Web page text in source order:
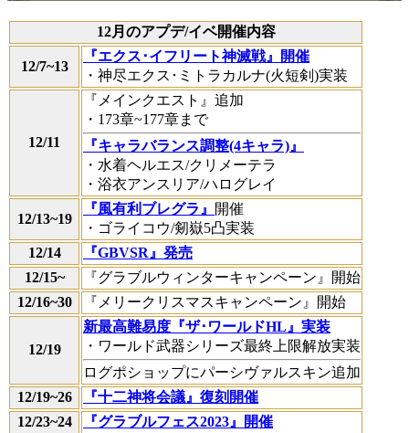
12月のアプデ/イベ開催内容
12/7~13
『エクス･イフリート神滅戦』開催
・神尽エクス･ミトラカルナ(火短剣)実装
12/11
『メインクエスト』追加
・173章~177章まで
『キャラバランス調整(4キャラ)』
・水着ヘルエス/クリメーテラ
・浴衣アンスリア/ハログレイ
12/13~19
『風有利ブレグラ』
開催
・ゴライコウ/剱嶽5凸実装
12/14
『GBVSR』発売
12/15~
『グラブルウィンターキャンペーン』開始
12/16~30
『メリークリスマスキャンペーン』開始
12/19
新最高難易度『ザ･ワールドHL』実装
・ワールド武器シリーズ最終上限解放実装
ログポショップにパーシヴァルスキン追加
12/19~26
『十二神将会議』復刻開催
12/23~24
『グラブルフェス2023』開催